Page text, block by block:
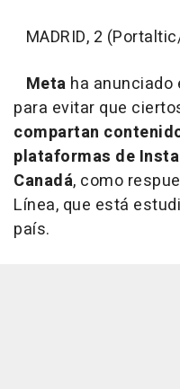
MADRID, 2
Meta ha anunciado
para evitar que
compartan
plataformas de
Canadá, como
Línea, que está
país.